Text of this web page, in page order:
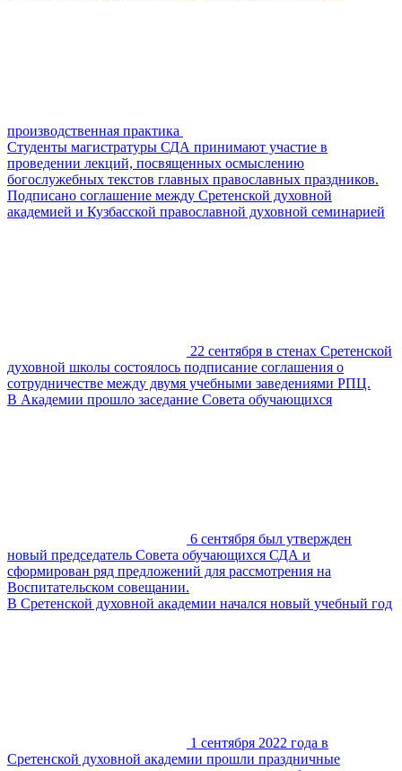
производственная практика
Студенты магистратуры СДА принимают участие в
проведении лекций, посвященных осмыслению
богослужебных текстов главных православных праздников.
Подписано соглашение между Сретенской духовной
академией и Кузбасской православной духовной семинарией
22 сентября в стенах Сретенской
духовной школы состоялось подписание соглашения о
сотрудничестве между двумя учебными заведениями РПЦ.
В Академии прошло заседание Совета обучающихся
6 сентября был утвержден
новый председатель Совета обучающихся СДА и
сформирован ряд предложений для рассмотрения на
Воспитательском совещании.
В Сретенской духовной академии начался новый учебный год
1 сентября 2022 года в
Сретенской духовной академии прошли праздничные